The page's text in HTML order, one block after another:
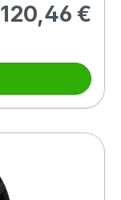
Prix régulier :
120,46 €